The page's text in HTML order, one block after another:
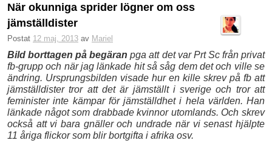
När okunniga sprider lögner om oss
jämställdister
Postat 12 maj, 2013 av Mariel
Bild borttagen på begäran pga att det var Prt Sc från privat
fb-grupp och när jag länkade hit så såg dem det och ville se
ändring. Ursprungsbilden visade hur en kille skrev på fb att
jämställdister tror att det är jämställt i sverige och tror att
feminister inte kämpar för jämställdhet i hela världen. Han
länkade något som drabbade kvinnor utomlands. Och skrev
också att vi bara gnäller och undrade när vi senast hjälpte
11 åriga flickor som blir bortgifta i afrika osv.